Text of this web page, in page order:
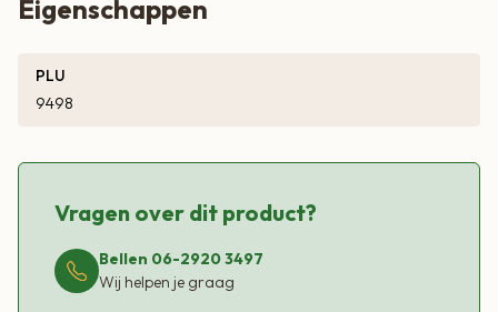
Eigenschappen
PLU
9498
Vragen over dit product?
Bellen 06-2920 3497
Wij helpen je graag